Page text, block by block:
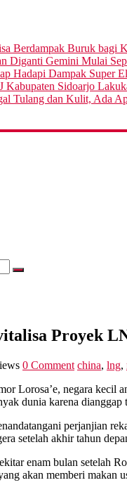
Berdampak Buruk bagi
Diganti Gemini Mulai
Hadapi Dampak Super
Sidoarjo
Tulang dan Kulit, Ada
Proyek
0 Comment china, lng,
Lorosa’e, negara kecil
dunia karena dianggap
perjanjian
setelah akhir tahun
enam bulan setelah
akan memberi makan